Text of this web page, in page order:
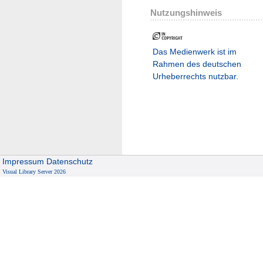
Nutzungshinweis
Das Medienwerk ist im
Rahmen des deutschen
Urheberrechts nutzbar.
Impressum Datenschutz
Visual Library Server 2026